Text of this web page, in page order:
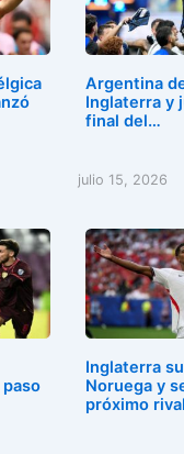
tir
Argentina
Inglaterra y
final del…
julio 15, 2026
Inglaterra
Noruega y
próximo